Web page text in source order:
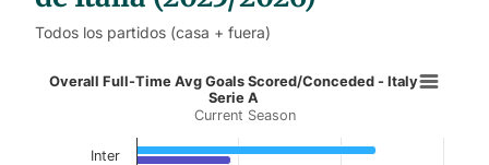
Todos los partidos (casa + fuera)
Overall Full-Time Avg Goals
Bar chart with 2 data series.
Current Season
Overall Full-Time Avg Goals Scored/Conceded - Italy
Serie A
Current Season
Inter